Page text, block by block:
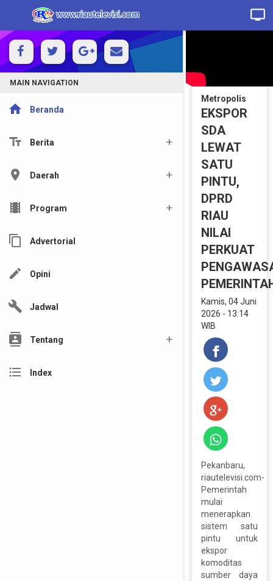
MAIN NAVIGATION
home Beranda
text_fields Berita
location_on Daerah
local_movies Program
content_copy Advertorial
edit Opini
build Jadwal
contacts Tentang
format_list_bulleted Index
Metropolis
EKSPOR
SDA
LEWAT
SATU
PINTU,
DPRD
RIAU
NILAI
PERKUAT
Kamis, 04 Juni
2026 - 13:14
WIB
Pekanbaru,
riautelevisi.com-
Pemerintah
mulai
menerapkan
sistem satu
pintu untuk
ekspor
komoditas
sumber daya